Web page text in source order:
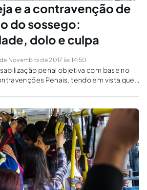
e a contravenção de
do sossego:
dolo e culpa
Novembro de 2017 às 14:50
penal objetiva com base no
Penais, tendo em vista que